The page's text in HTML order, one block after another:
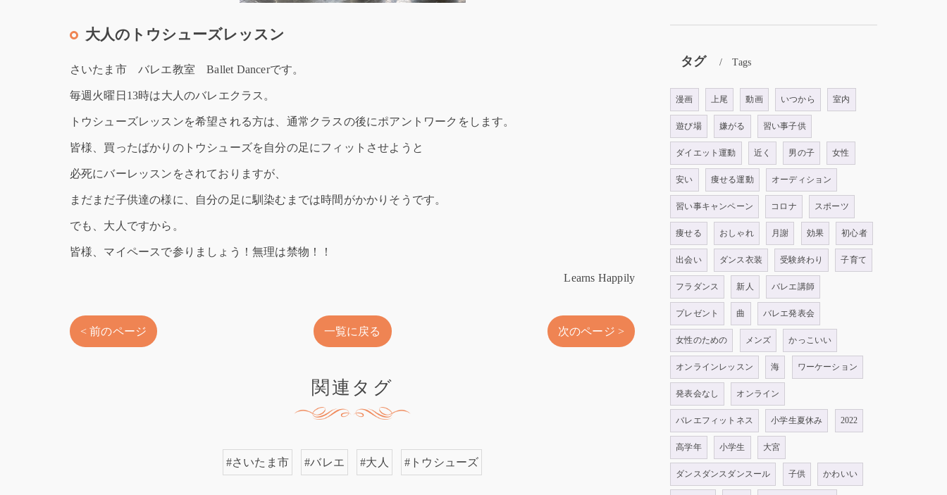
大人のトウシューズレッスン
さいたま市 バレエ教室 Ballet Dancerです。
毎週火曜日13時は大人のバレエクラス。
トウシューズレッスンを希望される方は、通常クラスの後にポアントワークをします。
皆様、買ったばかりのトウシューズを自分の足にフィットさせようと
必死にバーレッスンをされておりますが、
まだまだ子供達の様に、自分の足に馴染むまでは時間がかかりそうです。
でも、大人ですから。
皆様、マイペースで参りましょう！無理は禁物！！
Learns Happily
< 前のページ 一覧に戻る 次のページ >
関連タグ
#さいたま市 #バレエ #大人 #トウシューズ
タグ Tags
漫画 上尾 動画 いつから 室内
遊び場 嫌がる 習い事子供
ダイエット運動 近く 男の子 女性
安い 痩せる運動 オーディション
習い事キャンペーン コロナ スポーツ
痩せる おしゃれ 月謝 効果 初心者
出会い ダンス衣装 受験終わり 子育て
フラダンス 新人 バレエ講師
プレゼント 曲 バレエ発表会
女性のための メンズ かっこいい
オンラインレッスン 海 ワーケーション
発表会なし オンライン
バレエフィットネス 小学生夏休み 2022
高学年 小学生 大宮
ダンスダンスダンスール 子供 かわいい